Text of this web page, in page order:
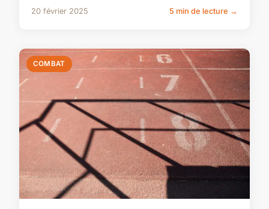
20 février 2025 5 min de lecture →
COMBAT